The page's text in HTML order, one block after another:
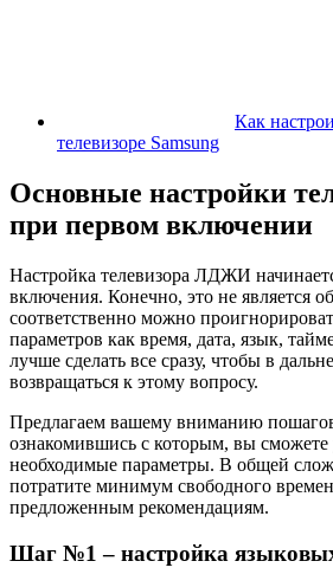
Как
телевизоре Samsung
Основные настройки
при первом включении
Настройка телевизора ЛДЖИ
включения. Конечно, это не является
соответственно можно
параметров как время, дата, язык,
лучше сделать все сразу, чтобы в
возвращаться к этому вопросу.
Предлагаем вашему вниманию
ознакомившись с которым, вы сможете
необходимые параметры. В общей
потратите минимум свободного
предложенным рекомендациям.
Шаг №1 – настройка